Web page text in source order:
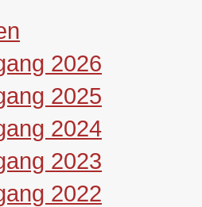
2026
2025
2024
2023
2022